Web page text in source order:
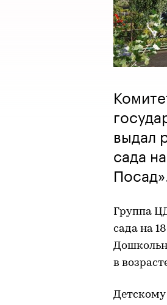
выдал
сада
Группа
сада на
в
Детскому